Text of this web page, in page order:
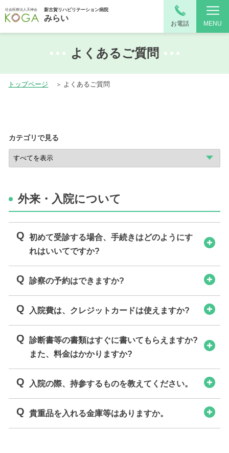
社会医療法人天神会 新古賀リハビリテーション病院
みらい
お電話 MENU
よくあるご質問
トップページ よくあるご質問
カテゴリで見る
外来・入院について
Q 初めて受診する場合、手続きはどのようにす
れはいいてですか?
Q 診察の予約はできますか?
Q 入院費は、クレジットカードは使えますか?
Q 診断書等の書類はすぐに書いてもらえますか?
また、料金はかかりますか?
Q 入院の際、持参するものを教えてください。
Q 貴重品を入れる金庫等はありますか。